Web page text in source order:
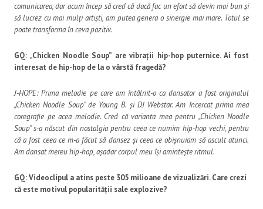
comunicarea, dar acum încep să cred că dacă fac un efort să devin mai bun și
să lucrez cu mai mulți artiști, am putea genera o sinergie mai mare. Totul se
poate transforma în ceva pozitiv.
GQ: „Chicken Noodle Soup” are vibrații hip-hop puternice. Ai fost
interesat de hip-hop de la o vârstă fragedă?
J-HOPE: Prima melodie pe care am întâlnit-o ca dansator a fost originalul
„Chicken Noodle Soup” de Young B. și DJ Webstar. Am încercat prima mea
coregrafie pe acea melodie. Cred că varianta mea pentru „Chicken Noodle
Soup” s-a născut din nostalgia pentru ceea ce numim hip-hop vechi, pentru
că a fost ceea ce m-a făcut să dansez și ceea ce obișnuiam să ascult atunci.
Am dansat mereu hip-hop, așadar corpul meu își amintește ritmul.
GQ: Videoclipul a atins peste 305 milioane de vizualizări. Care crezi
că este motivul popularității sale explozive?